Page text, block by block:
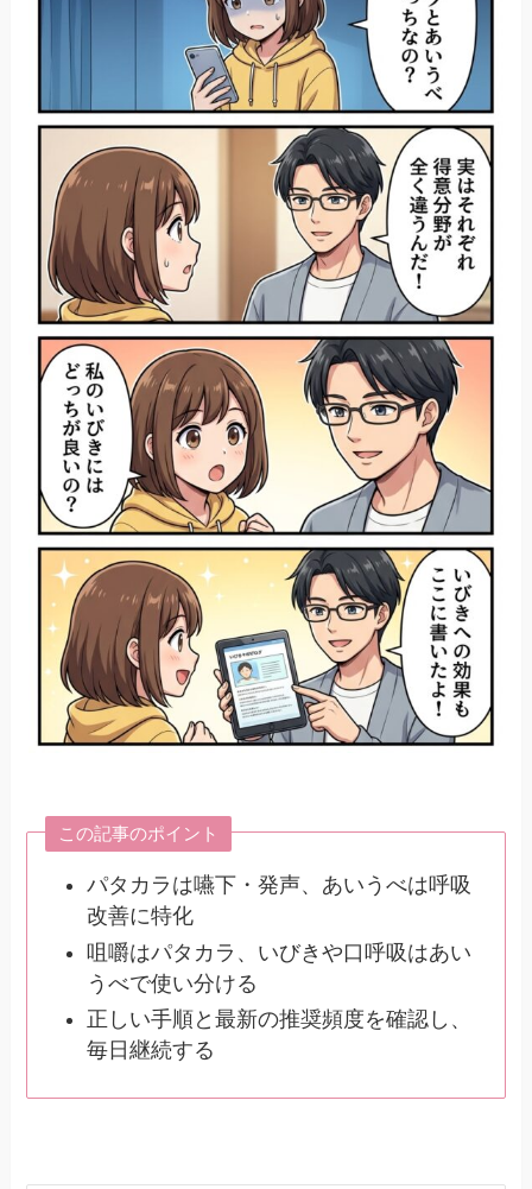
この記事のポイント
パタカラは嚥下・発声、あいうべは呼吸
改善に特化
咀嚼はパタカラ、いびきや口呼吸はあい
うべで使い分ける
正しい手順と最新の推奨頻度を確認し、
毎日継続する